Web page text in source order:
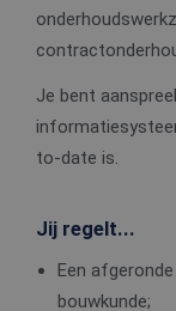
Je bent
to-date is.
Jij regelt...
Een
bouwkunde;